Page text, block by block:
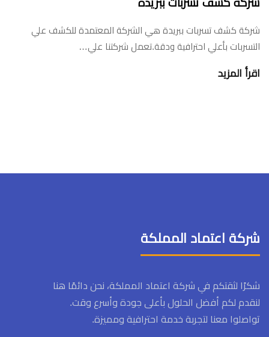
شركة كشف تسربات ببريدة
شركة كشف تسربات ببريدة هي الشركة المعتمدة للكشف علي
التسربات بأعلي احترافية ودقة.تعمل شركتنا علي…
اقرأ المزيد
شركة اعتماد المملكة
شكرًا لثقتكم في شركة اعتماد المملكة، نحن دائمًا هنا
لنقدم لكم أفضل الحلول بأعلى جودة وأسرع وقت.
تواصلوا معنا لتجربة خدمة احترافية ومميزة.